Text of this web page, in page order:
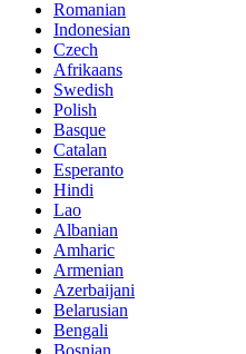
Romanian
Indonesian
Czech
Afrikaans
Swedish
Polish
Basque
Catalan
Esperanto
Hindi
Lao
Albanian
Amharic
Armenian
Azerbaijani
Belarusian
Bengali
Bosnian